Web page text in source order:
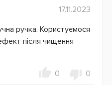
17.11.2023
ручка. Користуємося
після чищення
0 0